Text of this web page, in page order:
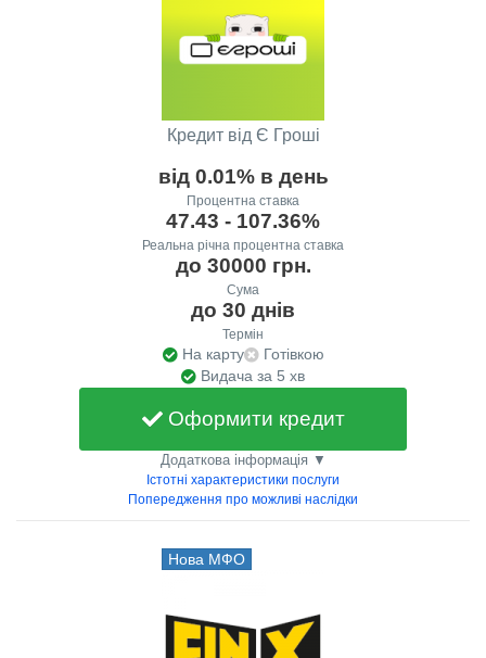
Кредит від Є Гроші
від 0.01% в день
Процентна ставка
47.43 - 107.36%
Реальна річна процентна ставка
до 30000 грн.
Сума
до 30 днів
Термін
На карту
Готівкою
Видача за 5 хв
Оформити кредит
Додаткова інформація ▼
Істотні характеристики послуги
Попередження про можливі наслідки
Нова МФО